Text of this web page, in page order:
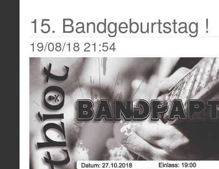
15. Bandgeburtstag !
19/08/18 21:54